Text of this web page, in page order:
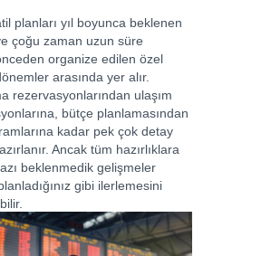
planları yıl boyunca beklenen
çoğu zaman uzun süre
organize edilen özel
arasında yer alır.
rezervasyonlarından ulaşım
bütçe planlamasından
kadar pek çok detay
Ancak tüm hazırlıklara
beklenmedik gelişmeler
gibi ilerlemesini